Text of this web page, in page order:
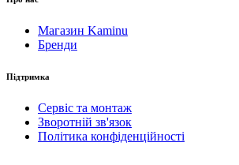
Магазин Kaminu
Бренди
Підтримка
Сервіс та монтаж
Зворотній зв'язок
Політика конфіденційності